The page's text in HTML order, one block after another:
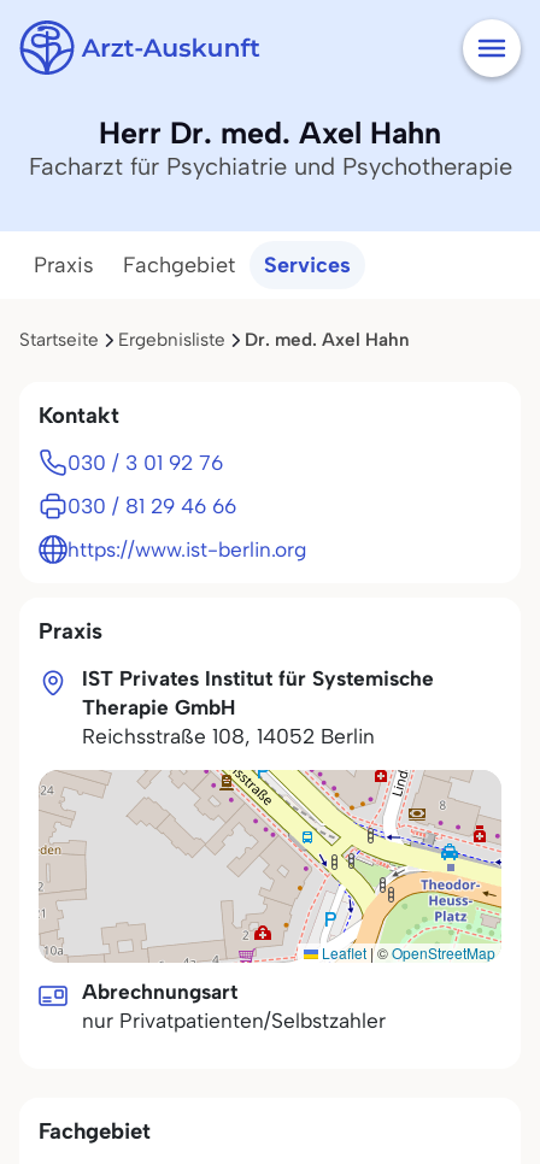
Herr Dr. med. Axel Hahn
Facharzt für Psychiatrie und Psychotherapie
Praxis Fachgebiet Services
Startseite Ergebnisliste Dr. med. Axel Hahn
Praxis
IST Privates Institut für Systemische
Therapie GmbH
Reichsstraße 108, 14052 Berlin
Leaflet |©OpenStreetMap
Abrechnungsart
nur Privatpatienten/Selbstzahler
Fachgebiet
Kontakt
030 / 3 01 92 76
030 / 81 29 46 66
https://www.ist-berlin.org